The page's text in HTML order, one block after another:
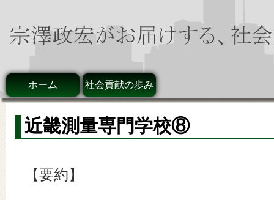
ホーム 社会貢献の歩み
近畿測量専門学校⑧
【要約】